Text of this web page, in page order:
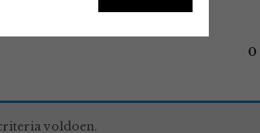
0
voldoen.